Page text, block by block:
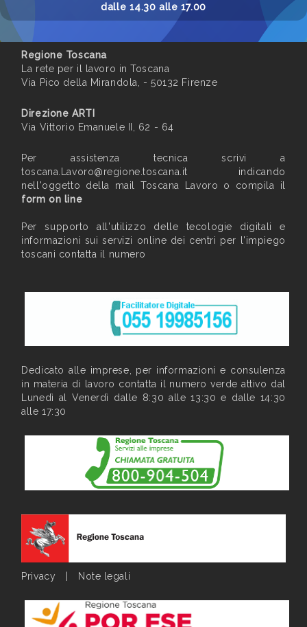
dalle 14.30 alle 17.00
Regione Toscana
La rete per il lavoro in Toscana
Via Pico della Mirandola, - 50132 Firenze
Direzione ARTI
Via Vittorio Emanuele II, 62 - 64
Per assistenza tecnica scrivi a
toscana.Lavoro@regione.toscana.it indicando
nell'oggetto della mail Toscana Lavoro o compila il
form on line
Per supporto all'utilizzo delle tecologie digitali e
informazioni sui servizi online dei centri per l'impiego
toscani contatta il numero
Dedicato alle imprese, per informazioni e consulenza
in materia di lavoro contatta il numero verde attivo dal
Lunedì al Venerdì dalle 8:30 alle 13:30 e dalle 14:30
alle 17:30
Privacy | Note legali